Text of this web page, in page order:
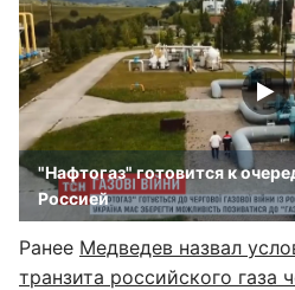
"Нафтогаз" готовится к
Россией
Ранее Медведев назвал
транзита российского газа